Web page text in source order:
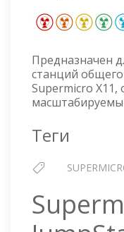
Предназначен
станций
Supermicro
Теги